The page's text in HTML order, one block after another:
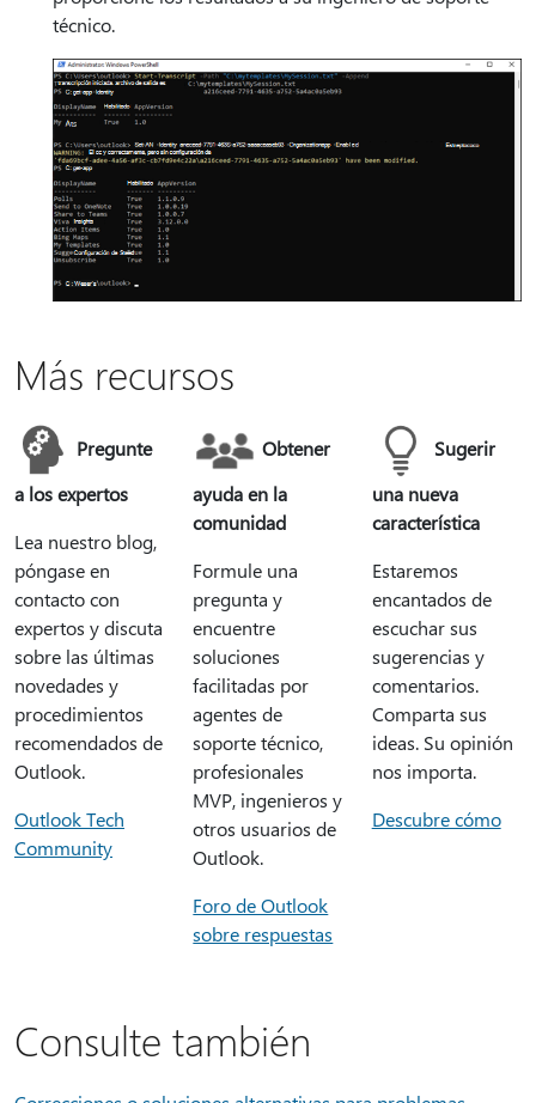
técnico.
Más recursos
Pregunte
a los expertos
Lea nuestro blog,
póngase en
contacto con
expertos y discuta
sobre las últimas
novedades y
procedimientos
recomendados de
Outlook.
Outlook Tech
Community
Obtener
ayuda en la
comunidad
Formule una
pregunta y
encuentre
soluciones
facilitadas por
agentes de
soporte técnico,
profesionales
MVP, ingenieros y
otros usuarios de
Outlook.
Foro de Outlook
sobre respuestas
Sugerir
una nueva
característica
Estaremos
encantados de
escuchar sus
sugerencias y
comentarios.
Comparta sus
ideas. Su opinión
nos importa.
Descubre cómo
Consulte también